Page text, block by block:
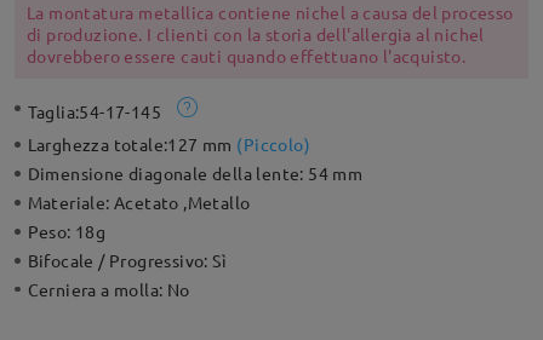
La montatura metallica contiene nichel a causa del processo
di produzione. I clienti con la storia dell'allergia al nichel
dovrebbero essere cauti quando effettuano l'acquisto.
Taglia:54-17-145
Larghezza totale:127 mm (Piccolo)
Dimensione diagonale della lente: 54 mm
Materiale:Acetato ,Metallo
Peso: 18g
Bifocale / Progressivo:Sì
Cerniera a molla: No